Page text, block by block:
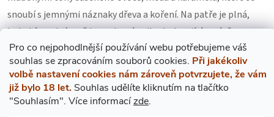
Pro co nejpohodlnější používání webu potřebujeme váš
souhlas se zpracováním souborů cookies. Při jakékoliv
volbě nastavení cookies nám zároveň potvrzujete, že vám
již bylo 18 let. Souhlas udělíte kliknutím na tlačítko
"Souhlasím". Více informacízde.
snoubí s jemnými náznaky dřeva a koření. Na patře je plná,
bohatá a extrémně komplexní, s dlouhotrvajícím závěrem,
který přetrvává a zanechává nezapomenutelný dojem.Master
Distiller značkyGlenlivet popisuje tuto mimořádnou whisky
jako"mistrovské dílo, které odráží nejen preciznost výroby, ale
také duši samotné palírny".